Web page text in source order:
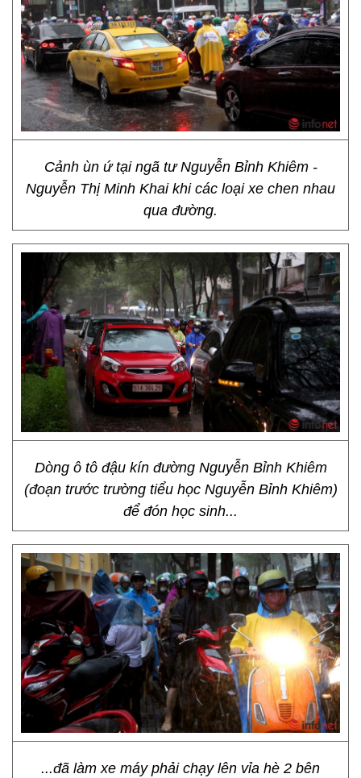
Cảnh ùn ứ tại ngã tư Nguyễn Bỉnh Khiêm -
Nguyễn Thị Minh Khai khi các loại xe chen nhau
qua đường.
Dòng ô tô đậu kín đường Nguyễn Bỉnh Khiêm
(đoạn trước trường tiểu học Nguyễn Bỉnh Khiêm)
để đón học sinh...
...đã làm xe máy phải chạy lên vỉa hè 2 bên